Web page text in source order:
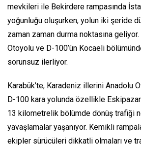
mevkileri ile Bekirdere rampasında
yoğunluğu oluşurken, yolun iki şeride
zaman zaman durma noktasına
Otoyolu ve D-100’ün Kocaeli
sorunsuz ilerliyor.
Karabük’te, Karadeniz illerini Anadolu
D-100 kara yolunda özellikle Eskipazar
13 kilometrelik bölümde dönüş trafiği
yavaşlamalar yaşanıyor. Kemikli
ekipler sürücüleri dikkatli olmaları ve